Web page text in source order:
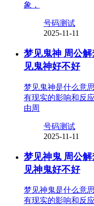
象，
号码测试
2025-11-11
梦见鬼神 周公
见鬼神好不好
梦见鬼神是什么意
有现实的影响和反
由周
号码测试
2025-11-11
梦见神鬼 周公
见神鬼好不好
梦见神鬼是什么意
有现实的影响和反